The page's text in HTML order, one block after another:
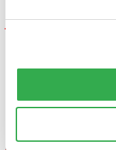
vypršala.
Naši